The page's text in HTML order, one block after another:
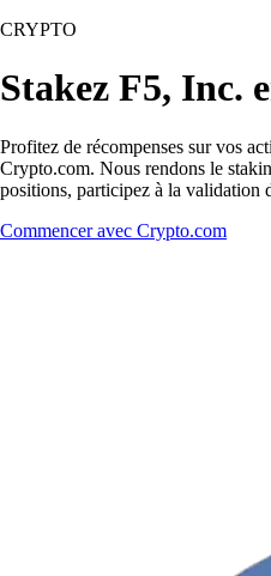
CRYPTO
Stakez F5, Inc.
Profitez de récompenses sur vos
Crypto.com. Nous rendons le
positions, participez à la validation
Commencer avec Crypto.com